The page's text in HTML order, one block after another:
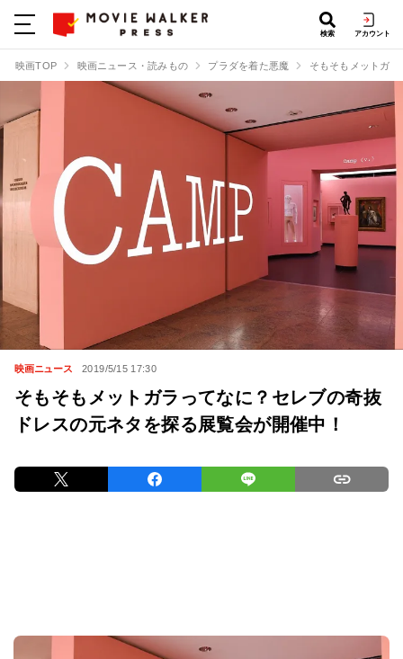
検索 アカウント
映画TOP 映画ニュース・読みもの プラダを着た悪魔 そもそもメットガ
映画ニュース 2019/5/15 17:30
そもそもメットガラってなに？セレブの奇抜
ドレスの元ネタを探る展覧会が開催中！